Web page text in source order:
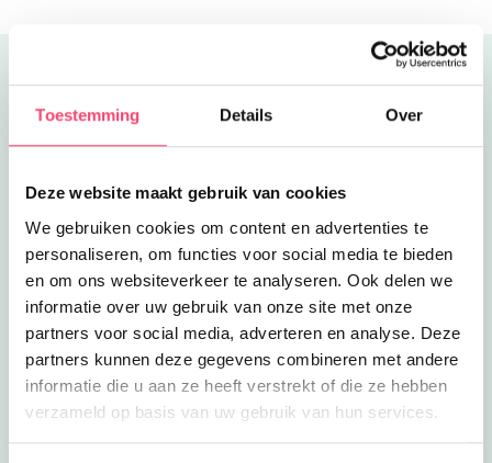
Toestemming Details Over
Deze website maakt gebruik van cookies
We gebruiken cookies om content en advertenties te
personaliseren, om functies voor social media te bieden
en om ons websiteverkeer te analyseren. Ook delen we
informatie over uw gebruik van onze site met onze
partners voor social media, adverteren en analyse. Deze
partners kunnen deze gegevens combineren met andere
informatie die u aan ze heeft verstrekt of die ze hebben
verzameld op basis van uw gebruik van hun services.
Uitgelicht